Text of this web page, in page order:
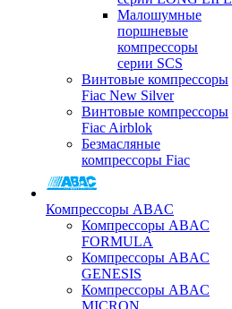
Малошумные
поршневые
компрессоры
серии SCS
Винтовые компрессоры
Fiac New Silver
Винтовые компрессоры
Fiac Airblok
Безмасляные
компрессоры Fiac
Компрессоры ABAC
Компрессоры ABAC
FORMULA
Компрессоры ABAC
GENESIS
Компрессоры ABAC
MICRON